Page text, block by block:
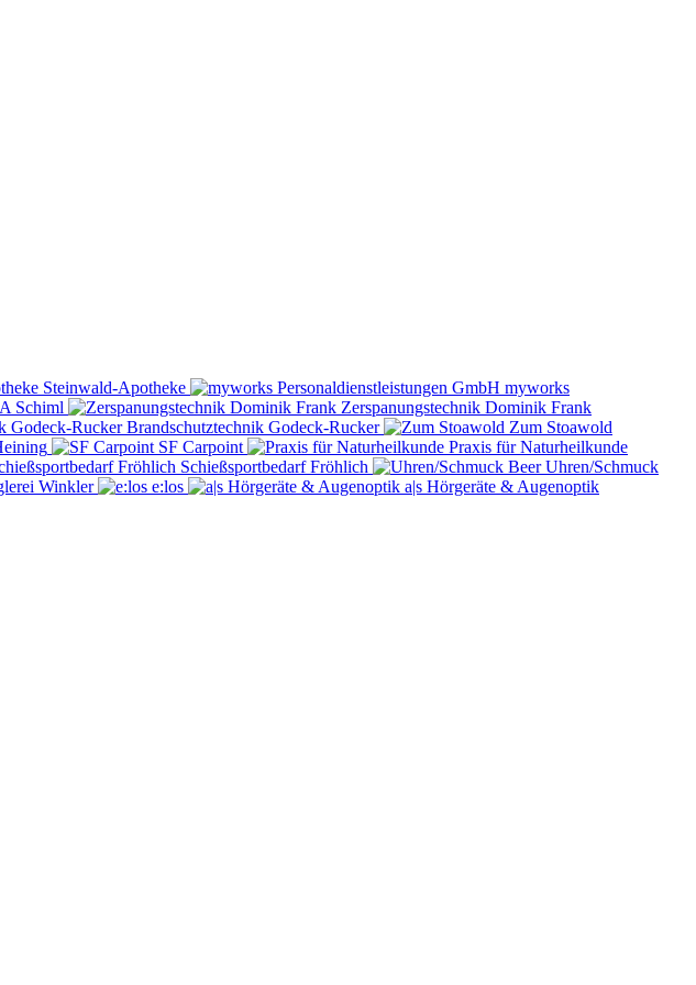
Steinwald-Apotheke
myworks
Schiml
Zerspanungstechnik Dominik Frank
Brandschutztechnik Godeck-Rucker
Zum Stoawold
SF Carpoint
Praxis für Naturheilkunde
Schießsportbedarf Fröhlich
Uhren/Schmuck
Winkler e:los a|s Hörgeräte & Augenoptik